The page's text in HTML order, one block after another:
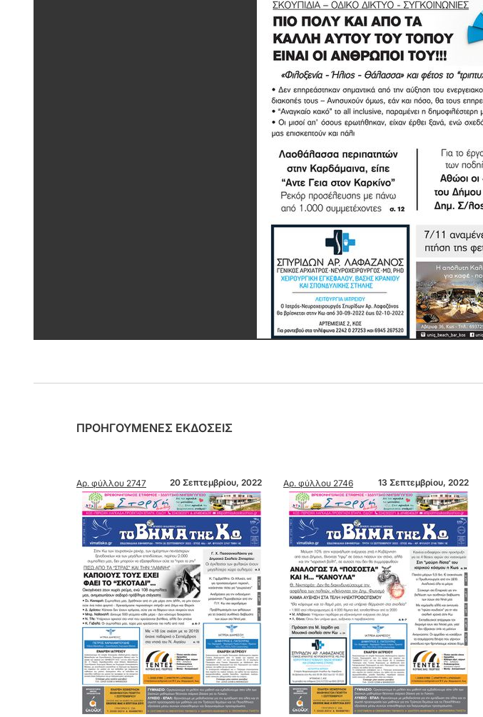
ΠΡΟΗΓΟΥΜΕΝΕΣ ΕΚΔΟΣΕΙΣ
Αρ. φύλλου 2747 20 Σεπτεμβρίου, 2022 Αρ. φύλλου 2746 13 Σεπτεμβρίου, 2022